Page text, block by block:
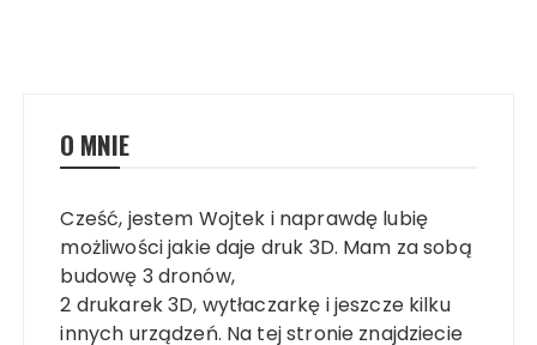
O MNIE
Cześć, jestem Wojtek i naprawdę lubię
możliwości jakie daje druk 3D. Mam za sobą
budowę 3 dronów,
2 drukarek 3D, wytłaczarkę i jeszcze kilku
innych urządzeń. Na tej stronie znajdziecie